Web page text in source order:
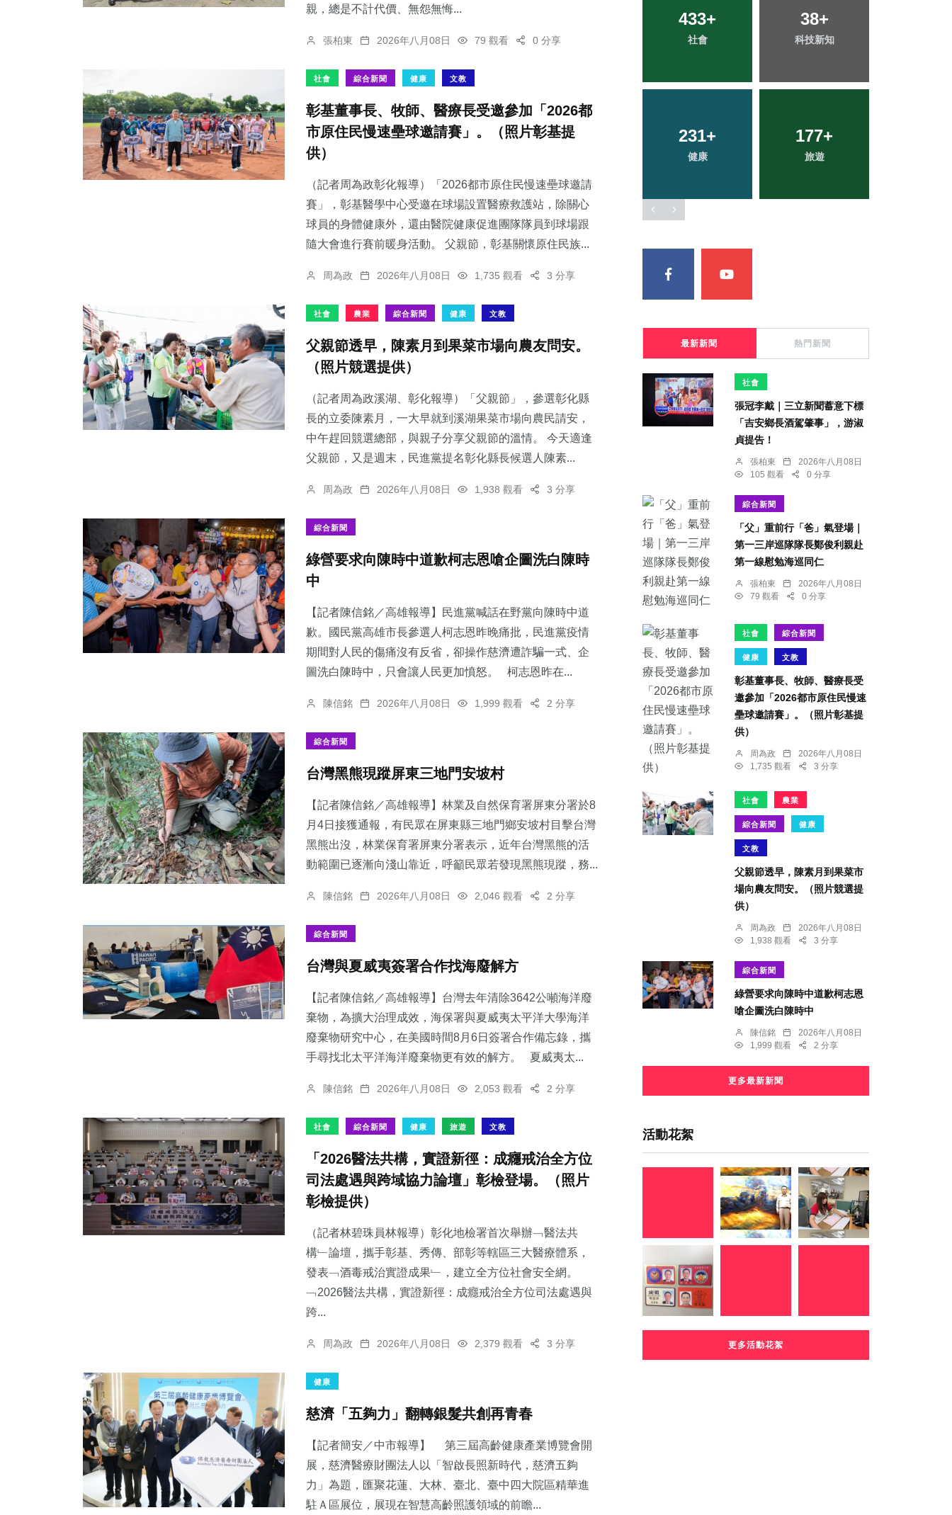
親，總是不計代價、無怨無悔...
張柏東 2026年八月08日 79 觀看 0 分享
社會 綜合新聞 健康 文教
彰基董事長、牧師、醫療長受邀參加「2026都
市原住民慢速壘球邀請賽」。（照片彰基提
供）
（記者周為政彰化報導）「2026都市原住民慢速壘球邀請
賽」，彰基醫學中心受邀在球場設置醫療救護站，除關心
球員的身體健康外，還由醫院健康促進團隊隊員到球場跟
隨大會進行賽前暖身活動。 父親節，彰基關懷原住民族...
周為政 2026年八月08日 1,735 觀看 3 分享
社會 農業 綜合新聞 健康 文教
父親節透早，陳素月到果菜市場向農友問安。
（照片競選提供）
（記者周為政溪湖、彰化報導）「父親節」，參選彰化縣
長的立委陳素月，一大早就到溪湖果菜市場向農民請安，
中午趕回競選總部，與親子分享父親節的溫情。 今天適逢
父親節，又是週末，民進黨提名彰化縣長候選人陳素...
周為政 2026年八月08日 1,938 觀看 3 分享
綜合新聞
綠營要求向陳時中道歉柯志恩嗆企圖洗白陳時
中
【記者陳信銘／高雄報導】民進黨喊話在野黨向陳時中道
歉。國民黨高雄市長參選人柯志恩昨晚痛批，民進黨疫情
期間對人民的傷痛沒有反省，卻操作慈濟遭詐騙一式、企
圖洗白陳時中，只會讓人民更加憤怒。 柯志恩昨在...
陳信銘 2026年八月08日 1,999 觀看 2 分享
綜合新聞
台灣黑熊現蹤屏東三地門安坡村
【記者陳信銘／高雄報導】林業及自然保育署屏東分署於8
月4日接獲通報，有民眾在屏東縣三地門鄉安坡村目擊台灣
黑熊出沒，林業保育署屏東分署表示，近年台灣黑熊的活
動範圍已逐漸向淺山靠近，呼籲民眾若發現黑熊現蹤，務...
陳信銘 2026年八月08日 2,046 觀看 2 分享
綜合新聞
台灣與夏威夷簽署合作找海廢解方
【記者陳信銘／高雄報導】台灣去年清除3642公噸海洋廢
棄物，為擴大治理成效，海保署與夏威夷太平洋大學海洋
廢棄物研究中心，在美國時間8月6日簽署合作備忘錄，攜
手尋找北太平洋海洋廢棄物更有效的解方。 夏威夷太...
陳信銘 2026年八月08日 2,053 觀看 2 分享
社會 綜合新聞 健康 旅遊 文教
「2026醫法共構，實證新徑：成癮戒治全方位
司法處遇與跨域協力論壇」彰檢登場。（照片
彰檢提供）
（記者林碧珠員林報導）彰化地檢署首次舉辦﹁醫法共
構﹂論壇，攜手彰基、秀傳、部彰等轄區三大醫療體系，
發表﹁酒毒戒治實證成果﹂，建立全方位社會安全網。
﹁2026醫法共構，實證新徑：成癮戒治全方位司法處遇與
跨...
周為政 2026年八月08日 2,379 觀看 3 分享
健康
慈濟「五夠力」翻轉銀髮共創再青春
【記者簡安／中市報導】 第三屆高齡健康產業博覽會開
展，慈濟醫療財團法人以「智啟長照新時代，慈濟五夠
力」為題，匯聚花蓮、大林、臺北、臺中四大院區精華進
駐Ａ區展位，展現在智慧高齡照護領域的前瞻...
2+
大陸
128+
專欄
81+
農業
433
社會
231+ 177
780+
綜合新聞
56+
頭條
254+
文教
2+
大陸
最新新聞 熱門新聞
社會
張冠李戴｜三立新聞蓄意下標
「吉安鄉長酒駕肇事」，游淑
貞提告！
張柏東
2026年八月08日
105 觀看
0 分享
綜合新聞
「父」重前行「爸」氣登場｜
第一三岸巡隊隊長鄭俊利親赴
第一線慰勉海巡同仁
張柏東
2026年八月08日
79 觀看
0 分享
社會 綜合新聞
健康 文教
彰基董事長、牧師、醫療長受
邀參加「2026都市原住民慢速
壘球邀請賽」。（照片彰基提
供）
周為政
2026年八月08日
1,735 觀看
3 分享
社會 農業
綜合新聞 健康
文教
父親節透早，陳素月到果菜市
場向農友問安。（照片競選提
供）
周為政
2026年八月08日
1,938 觀看
3 分享
綜合新聞
綠營要求向陳時中道歉柯志恩
嗆企圖洗白陳時中
陳信銘
2026年八月08日
1,999 觀看
2 分享
更多最新新聞
活動花絮
更多活動花絮